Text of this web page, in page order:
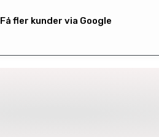
Få fler kunder via Google